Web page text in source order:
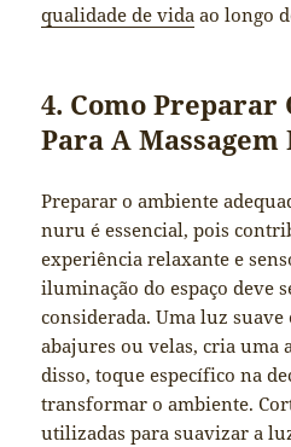
qualidade de vida ao longo
4. Como Preparar
Para A
Preparar o ambiente
nuru é essencial, pois
experiência relaxante e
iluminação do espaço deve
considerada. Uma luz
abajures ou velas, cria uma
disso, toque específico na
transformar o ambiente.
utilizadas para suavizar a